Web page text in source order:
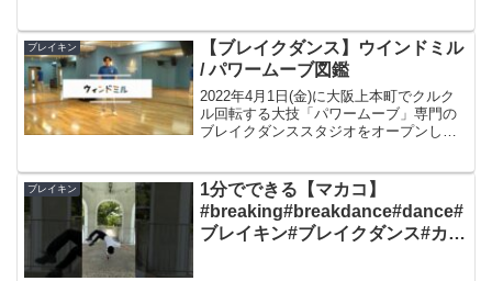
3:38 ⑤2stepはす...
ブレイキン
【ブレイクダンス】ウインドミル
/ パワームーブ図鑑
2022年4月1日(金)に大阪上本町でクルク
ル回転する大技「パワームーブ」専門の
ブレイクダンススタジオをオープンしま
HPInstagramtwitter【レッスン内容】当ス
タ...
ブレイキン
1分でできる【マカコ】
#breaking#breakdance#dance#
ブレイキン#ブレイクダンス#カッ